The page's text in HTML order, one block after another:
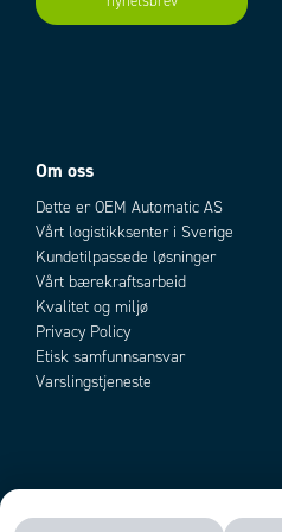
Add to existing cart row
Om oss
Dette er OEM Automatic AS
Vårt logistikksenter i Sverige
Kundetilpassede løsninger
Vårt bærekraftsarbeid
Kvalitet og miljø
Privacy Policy
Etisk samfunnsansvar
Varslingstjeneste